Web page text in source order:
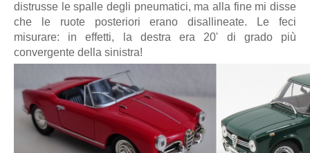
distrusse le spalle degli pneumatici, ma alla fine mi disse
che le ruote posteriori erano disallineate. Le feci
misurare: in effetti, la destra era 20' di grado più
convergente della sinistra!